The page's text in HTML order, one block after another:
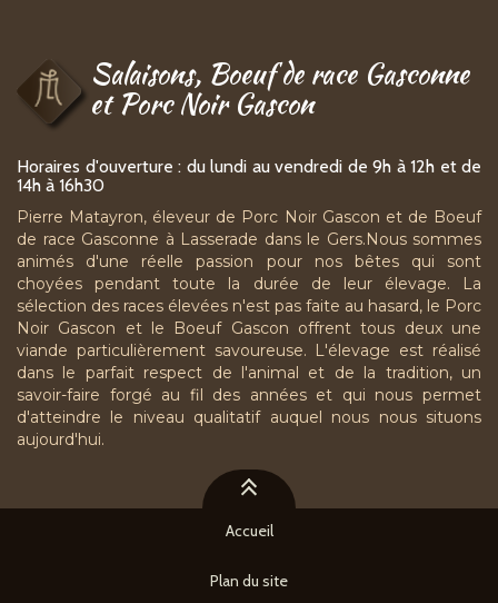
Salaisons, Boeuf de race Gasconne
et Porc Noir Gascon
Horaires d'ouverture : du lundi au vendredi de 9h à 12h et de
14h à 16h30
Pierre Matayron, éleveur de Porc Noir Gascon et de Boeuf
de race Gasconne à Lasserade dans le Gers.Nous sommes
animés d'une réelle passion pour nos bêtes qui sont
choyées pendant toute la durée de leur élevage. La
sélection des races élevées n'est pas faite au hasard, le Porc
Noir Gascon et le Boeuf Gascon offrent tous deux une
viande particulièrement savoureuse. L'élevage est réalisé
dans le parfait respect de l'animal et de la tradition, un
savoir-faire forgé au fil des années et qui nous permet
d'atteindre le niveau qualitatif auquel nous nous situons
aujourd'hui.
Accueil
Plan du site